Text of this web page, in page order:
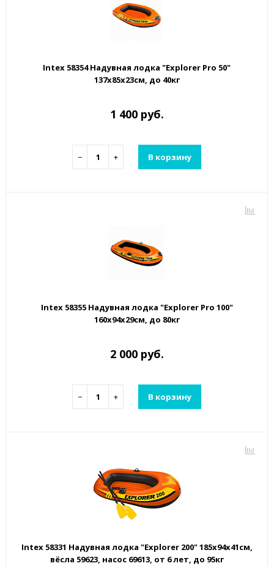
Intex 58354 Надувная лодка "Explorer Pro 50"
137х85х23см, до 40кг
1 400 руб.
− + В корзину
Intex 58355 Надувная лодка "Explorer Pro 100"
160х94х29см, до 80кг
2 000 руб.
− + В корзину
Intex 58331 Надувная лодка "Explorer 200" 185х94х41см,
вёсла 59623, насос 69613, от 6 лет, до 95кг